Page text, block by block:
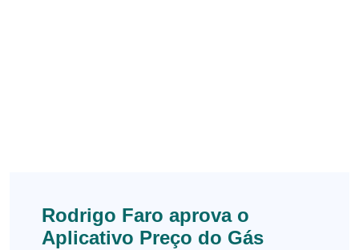
Rodrigo Faro aprova o
Aplicativo Preço do Gás